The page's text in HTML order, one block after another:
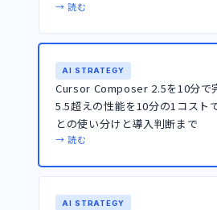
→ 読む
AI STRATEGY
Cursor Composer 2.5を10分で
5.5超えの性能を10分の1コスト
との使い分けと導入判断まで
→ 読む
AI STRATEGY